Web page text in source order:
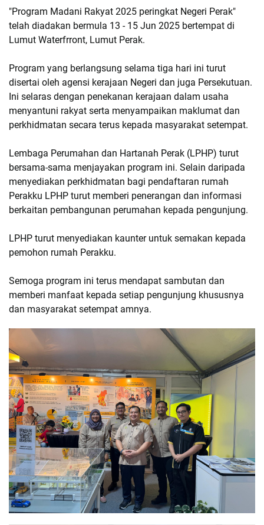
"Program Madani Rakyat 2025 peringkat Negeri Perak"
telah diadakan bermula 13 - 15 Jun 2025 bertempat di
Lumut Waterfrront, Lumut Perak.
Program yang berlangsung selama tiga hari ini turut
disertai oleh agensi kerajaan Negeri dan juga Persekutuan.
Ini selaras dengan penekanan kerajaan dalam usaha
menyantuni rakyat serta menyampaikan maklumat dan
perkhidmatan secara terus kepada masyarakat setempat.
Lembaga Perumahan dan Hartanah Perak (LPHP) turut
bersama-sama menjayakan program ini. Selain daripada
menyediakan perkhidmatan bagi pendaftaran rumah
Perakku LPHP turut memberi penerangan dan informasi
berkaitan pembangunan perumahan kepada pengunjung.
LPHP turut menyediakan kaunter untuk semakan kepada
pemohon rumah Perakku.
Semoga program ini terus mendapat sambutan dan
memberi manfaat kepada setiap pengunjung khususnya
dan masyarakat setempat amnya.